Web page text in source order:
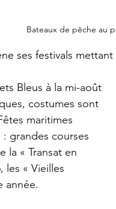
Bateaux de pêche au
ses festivals
costumes sont
maritimes
: grandes courses
la « Transat en
les « Vieilles
année.